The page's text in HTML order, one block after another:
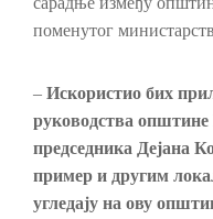
поменутог
– Искористио бих
руководства
председника Дејана
пример и другим
угледају на ову